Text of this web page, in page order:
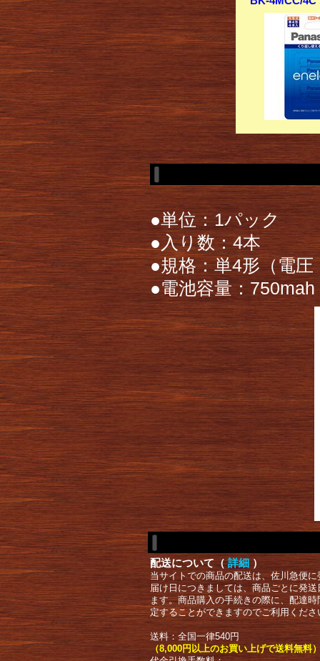
●単位：1パック
●入り数：4本
●規格：単4形（電
●電池容量：750mah
配送について（ 詳細 ）
当サイトでの商品の配送は、佐川急便
届け日につきましては、商品ごとに発
ます。商品購入の手続きの際に、配達
定することができますのでご利用くださ
送料：全国一律540円
（8,000円以上のお買い上げで送料無料